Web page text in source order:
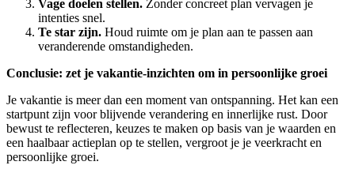
Vage doelen stellen. Zonder concreet plan vervagen je
intenties snel.
Te star zijn. Houd ruimte om je plan aan te passen aan
veranderende omstandigheden.
Conclusie: zet je vakantie-inzichten om in persoonlijke groei
Je vakantie is meer dan een moment van ontspanning. Het kan een
startpunt zijn voor blijvende verandering en innerlijke rust. Door
bewust te reflecteren, keuzes te maken op basis van je waarden en
een haalbaar actieplan op te stellen, vergroot je je veerkracht en
persoonlijke groei.